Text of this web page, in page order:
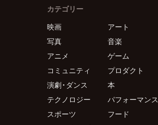
カテゴリー
映画
アート
写真
音楽
アニメ
ゲーム
コミュニティ
プロダクト
演劇・ダンス
本
テクノロジー
パフォーマンス
スポーツ
フード